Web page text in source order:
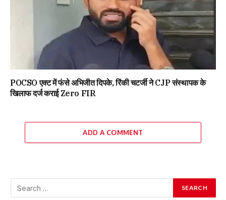
POCSO एक्ट में फंसे अभिजीत दिपके, रिंकी चटर्जी ने CJP संस्थापक के
खिलाफ दर्ज कराई Zero FIR
ADD A COMMENT